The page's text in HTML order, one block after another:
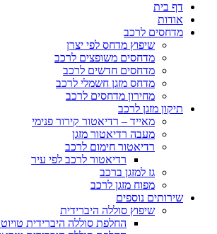
דף בית
אודות
מדחסים לרכב
שיפוץ מדחס לפי יצרן
מדחסים משופצים לרכב
מדחסים חדשים לרכב
מדחס מזגן חשמלי לרכב
מחירון מדחסים לרכב
תיקון מזגן לרכב
מאייד – רדיאטור קירור פנימי
מעבה רדיאטור מזגן
רדיאטור חימום לרכב
רדיאטור לרכב לפי עיר
גז למזגן ברכב
מפוח מזגן לרכב
שירותים נוספים
שיפוץ סוללה היברידית
החלפת סוללה היברידית טויוטה